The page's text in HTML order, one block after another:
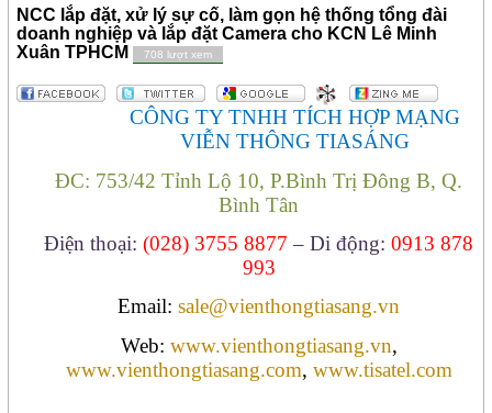
NCC lắp đặt, xử lý sự cố, làm gọn hệ thống tổng đài
doanh nghiệp và lắp đặt Camera cho KCN Lê Minh
Xuân TPHCM
708 lượt xem
CÔNG TY TNHH TÍCH HỢP MẠNG
VIỄN THÔNG TIASÁNG
ĐC: 753/42 Tỉnh Lộ 10, P.Bình Trị Đông B, Q.
Bình Tân
Điện thoại: (028) 3755 8877 – Di động: 0913 878
993
Email:sale@vienthongtiasang.vn
Web: www.vienthongtiasang.vn,
www.vienthongtiasang.com, www.tisatel.com